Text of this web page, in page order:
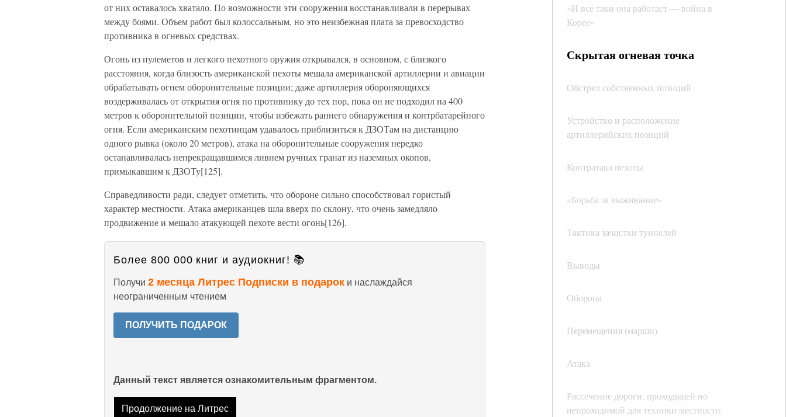
«И все таки она работает — война в
Корее»
Скрытая огневая точка
Обстрел собственных позиций
Устройство и расположение
артиллерийских позиций
Контратака пехоты
«Борьба за выживание»
Тактика зачистки туннелей
Выводы
Оборона
Перемещения (марши)
Атака
Рассечение дороги, проходящей по
непроходимой для техники местности:
от них оставалось хватало. По возможности эти сооружения восстанавливали в перерывах
между боями. Объем работ был колоссальным, но это неизбежная плата за превосходство
противника в огневых средствах.
Огонь из пулеметов и легкого пехотного оружия открывался, в основном, с близкого
расстояния, когда близость американской пехоты мешала американской артиллерии и авиации
обрабатывать огнем оборонительные позиции; даже артиллерия обороняющихся
воздерживалась от открытия огня по противнику до тех пор, пока он не подходил на 400
метров к оборонительной позиции, чтобы избежать раннего обнаружения и контрбатарейного
огня. Если американским пехотинцам удавалось приблизиться к ДЗОТам на дистанцию
одного рывка (около 20 метров), атака на оборонительные сооружения нередко
останавливалась непрекращавшимся ливнем ручных гранат из наземных окопов,
примыкавшим к ДЗОТу[125].
Справедливости ради, следует отметить, что обороне сильно способствовал гористый
характер местности. Атака американцев шла вверх по склону, что очень замедляло
продвижение и мешало атакующей пехоте вести огонь[126].
Более 800 000 книг и аудиокниг! 📚
Получи 2 месяца Литрес Подписки в подарок и наслаждайся
неограниченным чтением
ПОЛУЧИТЬ ПОДАРОК
Данный текст является ознакомительным фрагментом.
Продолжение на Литрес